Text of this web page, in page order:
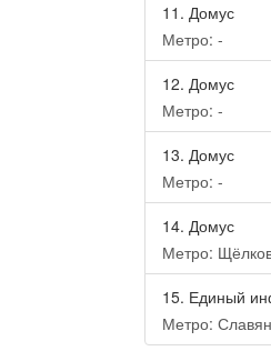
11. Домус
Метро: -
12. Домус
Метро: -
13. Домус
Метро: -
14. Домус
Метро:
15. Единый
Метро: